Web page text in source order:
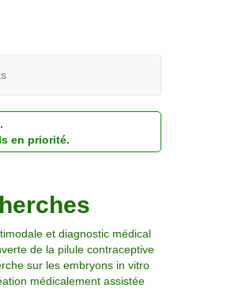
en priorité.
et diagnostic médical
de la pilule contraceptive
sur les embryons in vitro
médicalement assistée